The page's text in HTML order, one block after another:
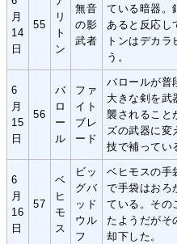
月
14
日
55
リ
ト
ン
無音
の影
武者
ている暗器。
あると反応し
トンはデカ
う。
6
月
15
日
56
バ
ロ
ー
ル
ファ
イト
ブレ
ード
バロールが普
大きな剣を武
襲されること
ズの武器に変
技で補ってい
6
月
16
日
57
ベ
ヒ
モ
ス
ビッ
グバ
ッド
ウル
フ
ベヒモスの手
で手袋はおろ
ている。その
たようだがそ
却下した。